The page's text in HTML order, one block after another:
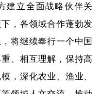
建立全面战略伙伴关
，各领域合作蓬勃发
将继续奉行一个中国
、相互理解，保持高
，深化农业、渔业、